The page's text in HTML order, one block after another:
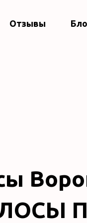
Отзывы